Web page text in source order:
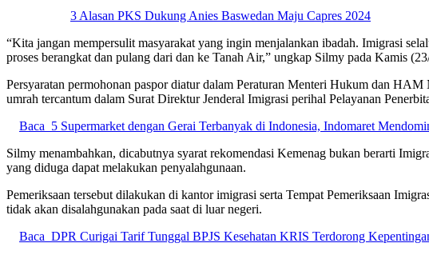
3 Alasan PKS Dukung Anies Baswedan Maju Capres 2024
“Kita jangan mempersulit masyarakat yang ingin menjalankan ibadah. Imigrasi
proses berangkat dan pulang dari dan ke Tanah Air,” ungkap Silmy pada Kamis
Persyaratan permohonan paspor diatur dalam Peraturan Menteri Hukum dan
umrah tercantum dalam Surat Direktur Jenderal Imigrasi perihal Pelayanan
Baca 5 Supermarket dengan Gerai Terbanyak di Indonesia, Indomaret
Silmy menambahkan, dicabutnya syarat rekomendasi Kemenag bukan berarti
yang diduga dapat melakukan penyalahgunaan.
Pemeriksaan tersebut dilakukan di kantor imigrasi serta Tempat Pemeriksaan
tidak akan disalahgunakan pada saat di luar negeri.
Baca DPR Curigai Tarif Tunggal BPJS Kesehatan KRIS Terdorong